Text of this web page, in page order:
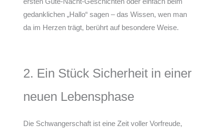
ersten Gute-Nacht-Geschichten oder einfach beim
gedanklichen „Hallo“ sagen – das Wissen, wen man
da im Herzen trägt, berührt auf besondere Weise.
2. Ein Stück Sicherheit in einer
neuen Lebensphase
Die Schwangerschaft ist eine Zeit voller Vorfreude,